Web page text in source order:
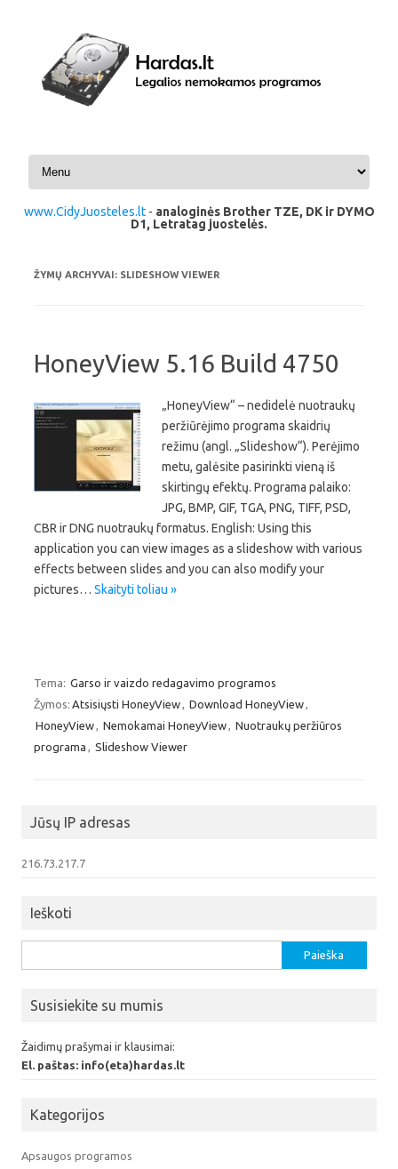
Pereiti prie turinio
www.CidyJuosteles.lt- analoginės Brother TZE, DK ir DYMO
D1, Letratag juostelės.
ŽYMŲ ARCHYVAI: SLIDESHOW VIEWER
HoneyView 5.16 Build 4750
„HoneyView“ – nedidelė nuotraukų
peržiūrėjimo programa skaidrių
režimu (angl. „Slideshow“). Perėjimo
metu, galėsite pasirinkti vieną iš
skirtingų efektų. Programa palaiko:
JPG, BMP, GIF, TGA, PNG, TIFF, PSD,
CBR ir DNG nuotraukų formatus. English: Using this
application you can view images as a slideshow with various
effects between slides and you can also modify your
pictures… Skaityti toliau »
Tema: Garso ir vaizdo redagavimo programos
Žymos: Atsisiųsti HoneyView Download HoneyView
HoneyView
Nemokamai HoneyView
Nuotraukų peržiūros
programa
Slideshow Viewer
Jūsų IP adresas
216.73.217.7
Ieškoti
Susisiekite su mumis
Žaidimų prašymai ir klausimai:
El. paštas: info(eta)hardas.lt
Kategorijos
Apsaugos programos